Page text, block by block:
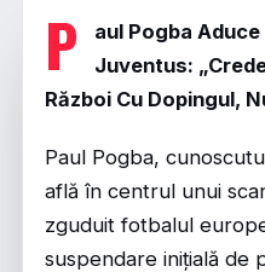
P
aul Pogba
Juventus:
Război Cu Dopingul,
Paul Pogba,
află în centrul unui
zguduit fotbalul
suspendare inițială de